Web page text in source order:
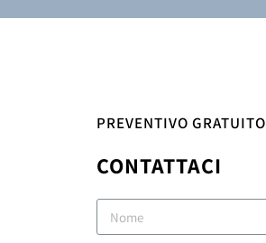
PREVENTIVO GRATUITO
CONTATTACI